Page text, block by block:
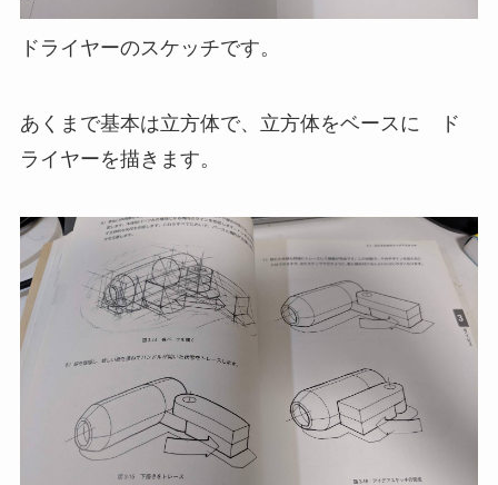
ドライヤーのスケッチです。
あくまで基本は立方体で、立方体をベースに ド
ライヤーを描きます。